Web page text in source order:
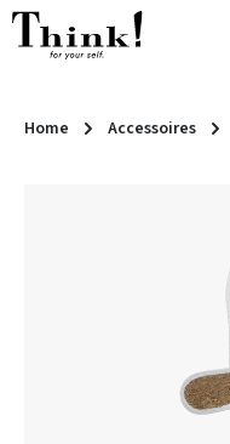
Ga naar de hoofdinhoud
Home Accessoires